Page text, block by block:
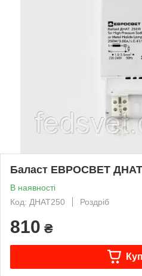
Баласт ЕВРОСВЕТ ДНАТ
В наявності
Код: ДНАТ250
Роздріб
810 ₴